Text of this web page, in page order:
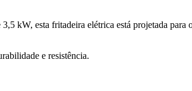
kW, esta fritadeira elétrica está projetada para
e resistência.